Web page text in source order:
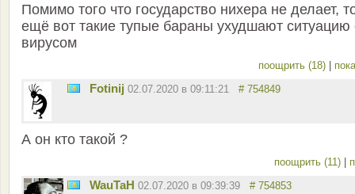
Помимо того что государство нихера не делает,
ещё вот такие тупые бараны ухудшают ситуацию
вирусом
поощрить (18) |
Fotinij 02.07.2020 в 09:11:21 # 754849
А он кто такой ?
поощрить (11) |
WauTaH 02.07.2020 в 09:39:39 # 754853